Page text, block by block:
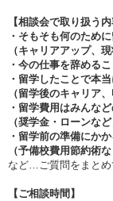
【相談会で取り扱う内
・そもそも何のため
（キャリアアップ、
・今の仕事を辞める
・留学したことで本
（留学後のキャリア、
・留学費用はみんな
（奨学金・ローンなど
・留学前の準備にか
（予備校費用節約術な
など…ご質問をまとめ
【ご相談時間】